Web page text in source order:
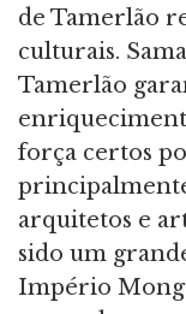
de Tamerlão
culturais.
Tamerlão
força certos
arquitetos e
sido um
Império